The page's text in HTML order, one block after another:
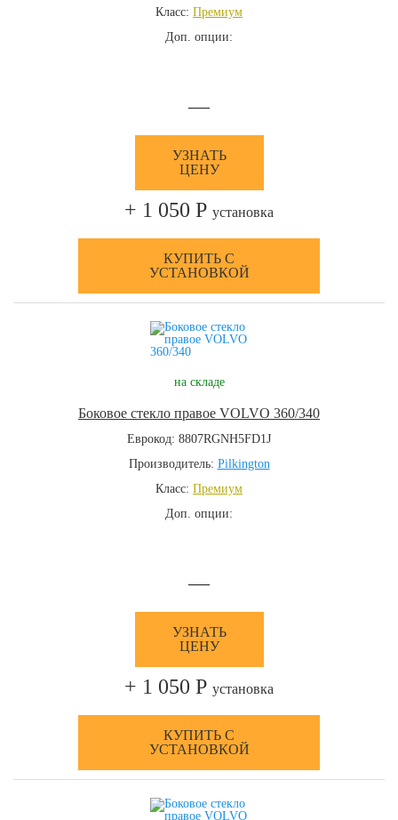
Класс: Премиум
Доп. опции:
—
УЗНАТЬ
ЦЕНУ
+ 1 050 Р установка
КУПИТЬ С
УСТАНОВКОЙ
на складе
Боковое стекло правое VOLVO 360/340
Еврокод: 8807RGNH5FD1J
Производитель: Pilkington
Класс: Премиум
Доп. опции:
—
УЗНАТЬ
ЦЕНУ
+ 1 050 Р установка
КУПИТЬ С
УСТАНОВКОЙ